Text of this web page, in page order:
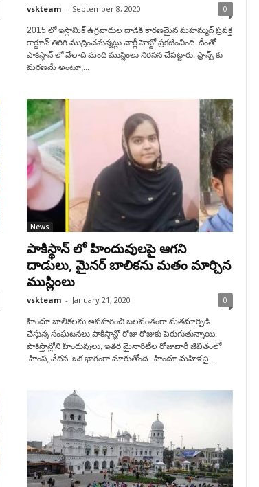
vskteam - September 8, 2020 0
2015 లో ఇస్లామిక్ ఉగ్రవాదుల దాడికి కారణమైన మహమ్మద్ ప్రవక్త
కార్టూన్ తిరిగి ముద్రించనున్నట్లు చార్లీ హెబ్దో ప్రకటించింది. దీంతో
పాకిస్థాన్ లో వేలాది మంది ముస్లింలు నిరసన చేపట్టారు. ఫ్రాన్స్ కు
మరణమే అంటూ,...
News
పాకిస్థాన్ లో హిందువులపై ఆగని
దాడులు, మైనర్ బాలికను మతం మార్చిన
ముస్లింలు
vskteam - January 21, 2020 0
హిందూ బాలికలను అపహరించి బలవంతంగా మతమార్పిడి
చేస్తున్న సంఘటనలు పాకిస్తాన్లో రోజు రోజుకు పెరుగుతున్నాయి.
పాకిస్తాన్లోని హిందువులు, ఇతర మైనారిటీల రోజువారీ జీవితంలో
హింస, వేదన ఒక భాగంగా మారుతోంది. హిందూ మహిళపై...